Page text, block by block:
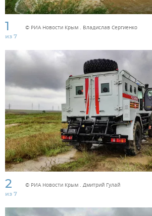
1
из 7
© РИА Новости Крым . Владислав Сергиенко
2
из 7
© РИА Новости Крым . Дмитрий Гулай